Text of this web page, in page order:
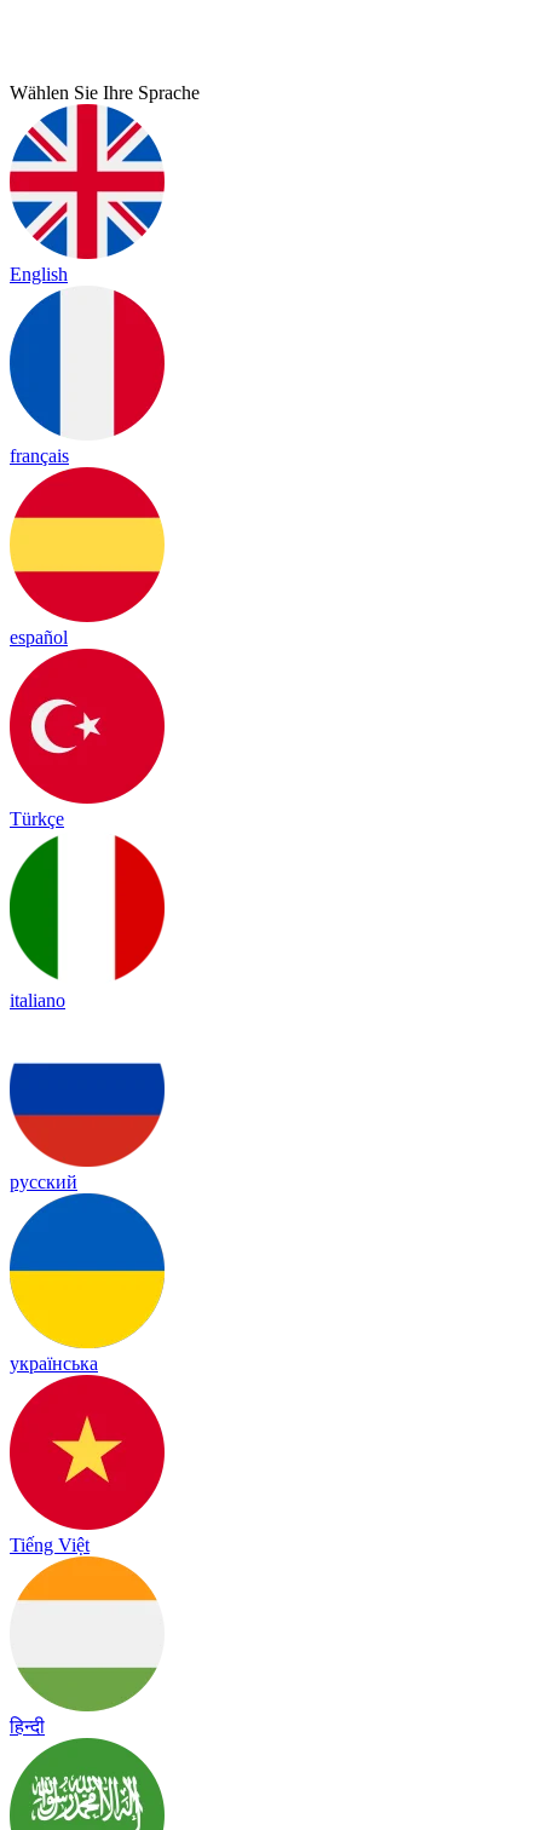
Wählen Sie Ihre Sprache
English
français
español
Türkçe
italiano
русский
українська
Tiếng Việt
हिन्दी